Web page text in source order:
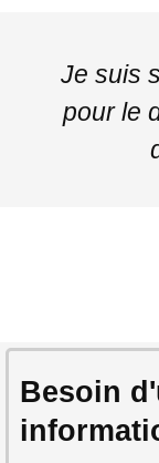
Je suis
pour le
Besoin